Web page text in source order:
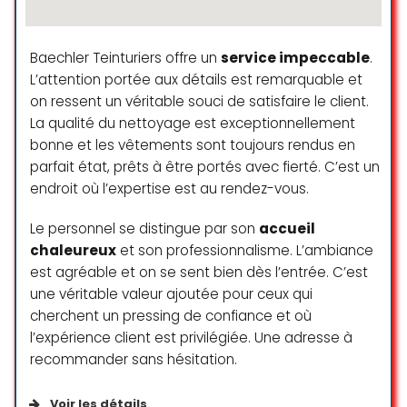
Le personnel est vraiment
sympathique et la qualité est au
rendez-vous.
Jérémie Dor
☆ 5/5
On y va pour faire laver et blanchir
une chemise pour un mariage et
on nous la rend avec les boutons
en moins en nous disant qu’ils ont
été “perdus” et que voilà, c’est
comme ça maintenant. Ils font
payer en avance et tout ce qu’on a
service lamentable pour un
Baechler Teinturiers offre un service impeccable.
L’attention portée aux détails est remarquable et
on ressent un véritable souci de satisfaire le client.
La qualité du nettoyage est exceptionnellement
bonne et les vêtements sont toujours rendus en
parfait état, prêts à être portés avec fierté. C’est un
endroit où l’expertise est au rendez-vous.
Le personnel se distingue par son accueil
chaleureux et son professionnalisme. L’ambiance
est agréable et on se sent bien dès l’entrée. C’est
une véritable valeur ajoutée pour ceux qui
cherchent un pressing de confiance et où
l’expérience client est privilégiée. Une adresse à
recommander sans hésitation.